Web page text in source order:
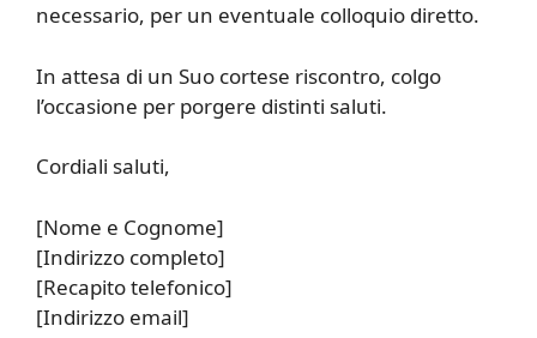
necessario, per un eventuale colloquio diretto.
In attesa di un Suo cortese riscontro, colgo
l’occasione per porgere distinti saluti.
Cordiali saluti,
[Nome e Cognome]
[Indirizzo completo]
[Recapito telefonico]
[Indirizzo email]